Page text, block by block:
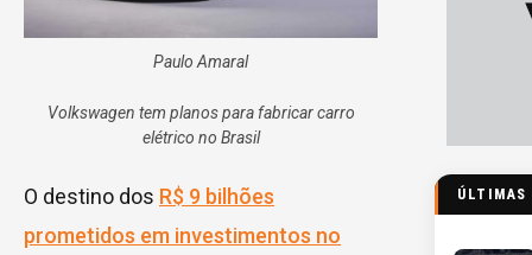
Paulo Amaral
Volkswagen tem planos para fabricar carro
elétrico no Brasil
O destino dos R$ 9 bilhões
prometidos em investimentos no